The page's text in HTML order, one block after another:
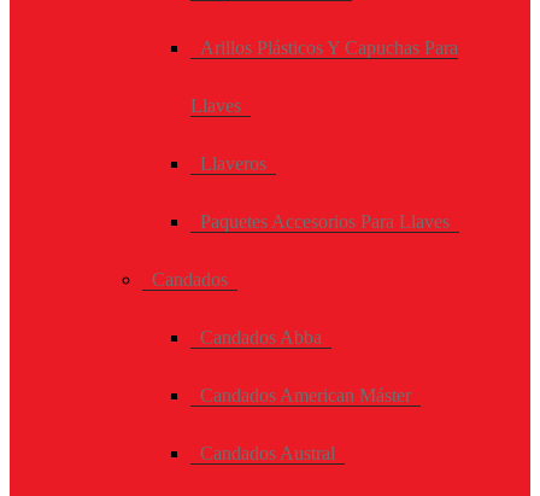
Arillos Plásticos Y Capuchas Para
Llaves
Llaveros
Paquetes Accesorios Para Llaves
Candados
Candados Abba
Candados American Máster
Candados Austral